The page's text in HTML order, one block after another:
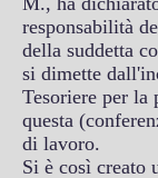
responsabilità
della suddetta
si dimette
Tesoriere per la
questa
di lavoro.
Si è così creato